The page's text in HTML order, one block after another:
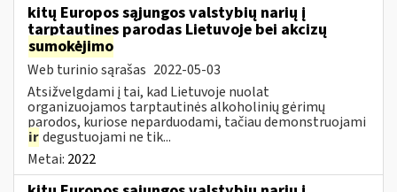
kitų Europos sąjungos valstybių narių į
tarptautines parodas Lietuvoje bei akcizų
sumokėjimo
Web turinio sąrašas 2022-05-03
Atsižvelgdami į tai, kad Lietuvoje nuolat
organizuojamos tarptautinės alkoholinių gėrimų
parodos, kuriose neparduodami, tačiau demonstruojami
irdegustuojami ne tik...
Metai: 2022